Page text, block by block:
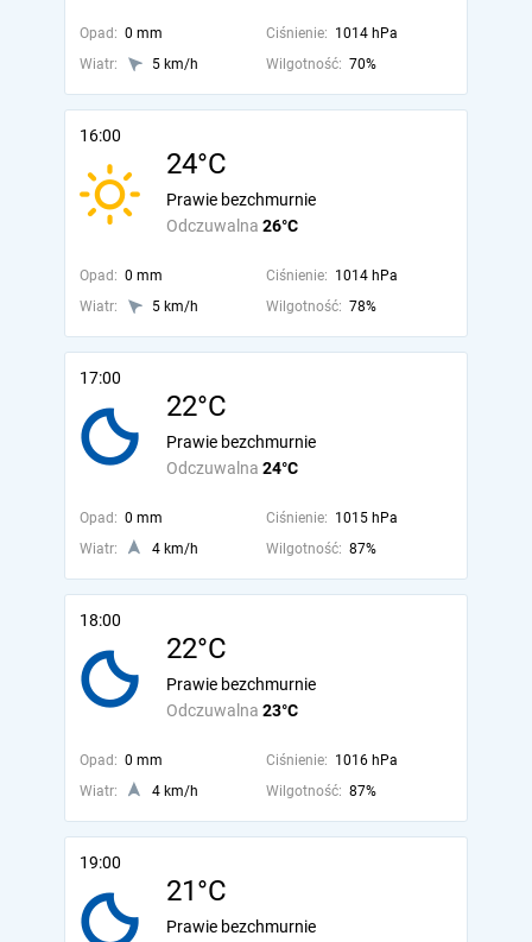
Opad: 0 mm Ciśnienie: 1014 hPa
Wiatr:
5 km/h Wilgotność: 70%
16:00
24°C
Odczuwalna 26°C
Prawie bezchmurnie
Opad: 0 mm Ciśnienie: 1014 hPa
Wiatr:
5 km/h Wilgotność: 78%
17:00
22°C
Odczuwalna 24°C
Prawie bezchmurnie
Opad: 0 mm Ciśnienie: 1015 hPa
Wiatr:
4 km/h Wilgotność: 87%
18:00
22°C
Odczuwalna 23°C
Prawie bezchmurnie
Opad: 0 mm Ciśnienie: 1016 hPa
Wiatr:
4 km/h Wilgotność: 87%
19:00
21°C
Prawie bezchmurnie